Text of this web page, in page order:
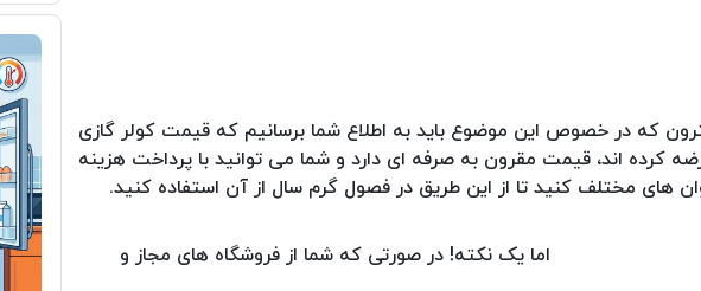
که در خصوص این موضوع باید به اطلاع شما برسانیم که قیمت کولر گازی
کرده اند، قیمت مقرون به صرفه ای دارد و شما می توانید با پرداخت هزینه
های مختلف کنید تا از این طریق در فصول گرم سال از آن استفاده کنید.
اما یک نکته! در صورتی که شما از فروشگاه های مجاز و